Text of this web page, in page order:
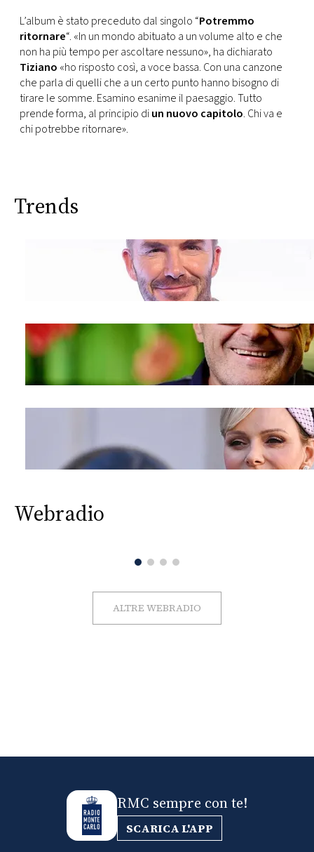
L’album è stato preceduto dal singolo “Potremmo
ritornare“. «In un mondo abituato a un volume alto e che
non ha più tempo per ascoltare nessuno», ha dichiarato
Tiziano «ho risposto così, a voce bassa. Con una canzone
che parla di quelli che a un certo punto hanno bisogno di
tirare le somme. Esamino esanime il paesaggio. Tutto
prende forma, al principio diun nuovo capitolo. Chi va e
chi potrebbe ritornare».
Trends
Webradio
ALTRE WEBRADIO
RMC sempre con te!
SCARICA L'APP